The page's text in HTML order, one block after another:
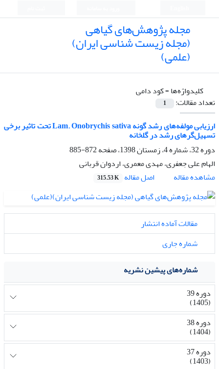
مجله پژوهش‌های گیاهی
(مجله زیست شناسی ایران)
(علمی)
کلیدواژه‌ها =کود دامی
تعداد مقالات:
1
ارزیابی مولفه‌های رشد گونه Lam. Onobrychis sativa تحت تاثیر برخی
تسهیل‌گرهای رشد در گلخانه‌
دوره 32، شماره 4، زمستان 1398، صفحه
872-885
الهام علی جعفری، مهدی معمری، اردوان قربانی
مشاهده مقاله
اصل مقاله 315.53 K
مقالات آماده انتشار
شماره جاری
شماره‌های پیشین نشریه
دوره 39
(1405)
دوره 38
(1404)
دوره 37
(1403)